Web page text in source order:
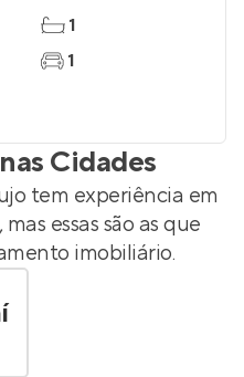
1
1
Cidades
tem experiência em
essas são as que
imobiliário.